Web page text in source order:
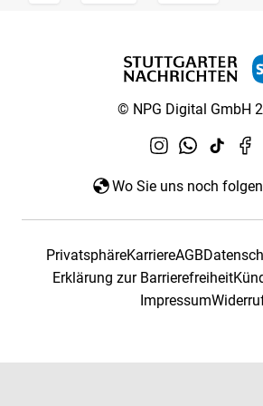
© NPG Digital GmbH
Wo Sie uns noch
PrivatsphäreKarriereAGB
Erklärung zur Barrierefreiheit
Impressum